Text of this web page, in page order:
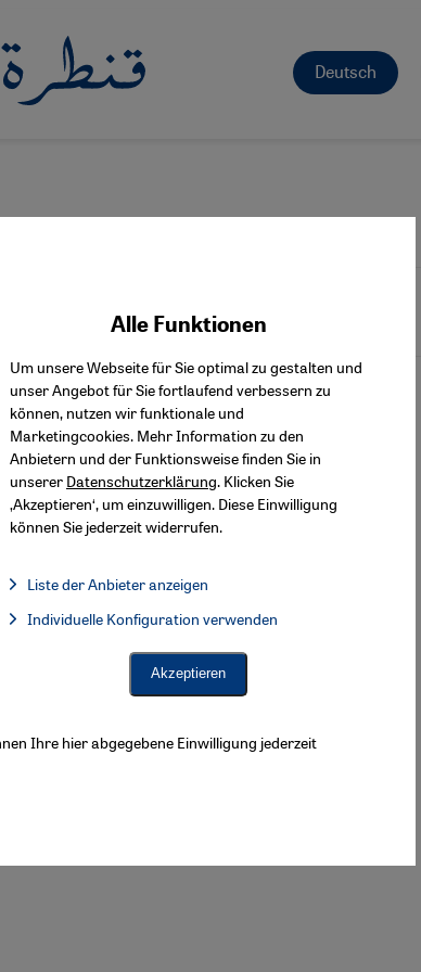
Deutsch
Rebellen im
im
Alle Funktionen
Um unsere Webseite für Sie optimal zu gestalten und
unser Angebot für Sie fortlaufend verbessern zu
können, nutzen wir funktionale und
Marketingcookies. Mehr Information zu den
Anbietern und der Funktionsweise finden Sie in
unserer Datenschutzerklärung. Klicken Sie
‚Akzeptieren‘, um einzuwilligen. Diese Einwilligung
können Sie jederzeit widerrufen.
Liste der Anbieter anzeigen
Facebook Embed / Facebook Connect, Google Maps
Facebook Embed / Facebook Connect
Twitter Embed
Instagram Embed
Youtube Embed
Google Maps Embed
Individuelle Konfiguration verwenden
Akzeptieren
Ihre hier abgegebene Einwilligung jederzeit